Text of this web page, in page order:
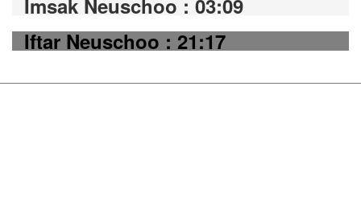
Imsak Neuschoo : 03:09
Iftar Neuschoo : 21:17